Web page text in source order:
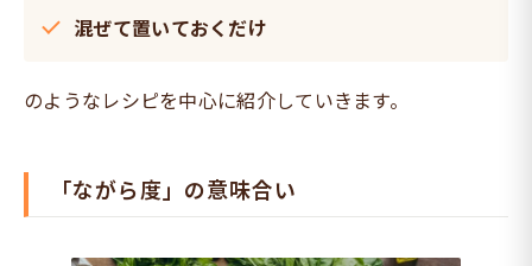
混ぜて置いておくだけ
のようなレシピを中心に紹介していきます。
「ながら度」の意味合い